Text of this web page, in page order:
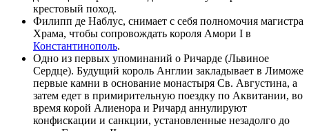
крестовый поход.
Филипп де Наблус, снимает с себя полномочия магистра
Храма, чтобы сопровождать короля Амори I в
Константинополь.
Одно из первых упоминаний о Ричарде (Львиное
Сердце). Будущий король Англии закладывает в Лиможе
первые камни в основание монастыря Св. Августина, а
затем едет в примирительную поездку по Аквитании, во
время корой Алиенора и Ричард аннулируют
конфискации и санкции, установленные незадолго до